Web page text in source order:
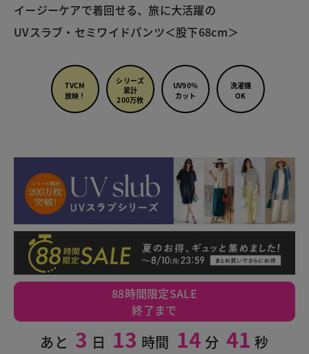
イージーケアで着回せる、旅に大活躍の
UVスラブ・セミワイドパンツ＜股下68cm＞
TVCM
放映！
シリーズ
累計
200万枚
UV90%
カット
洗濯機
OK
88時間限定SALE
終了まで
あと 3 日 13 時間 14 分 40 秒